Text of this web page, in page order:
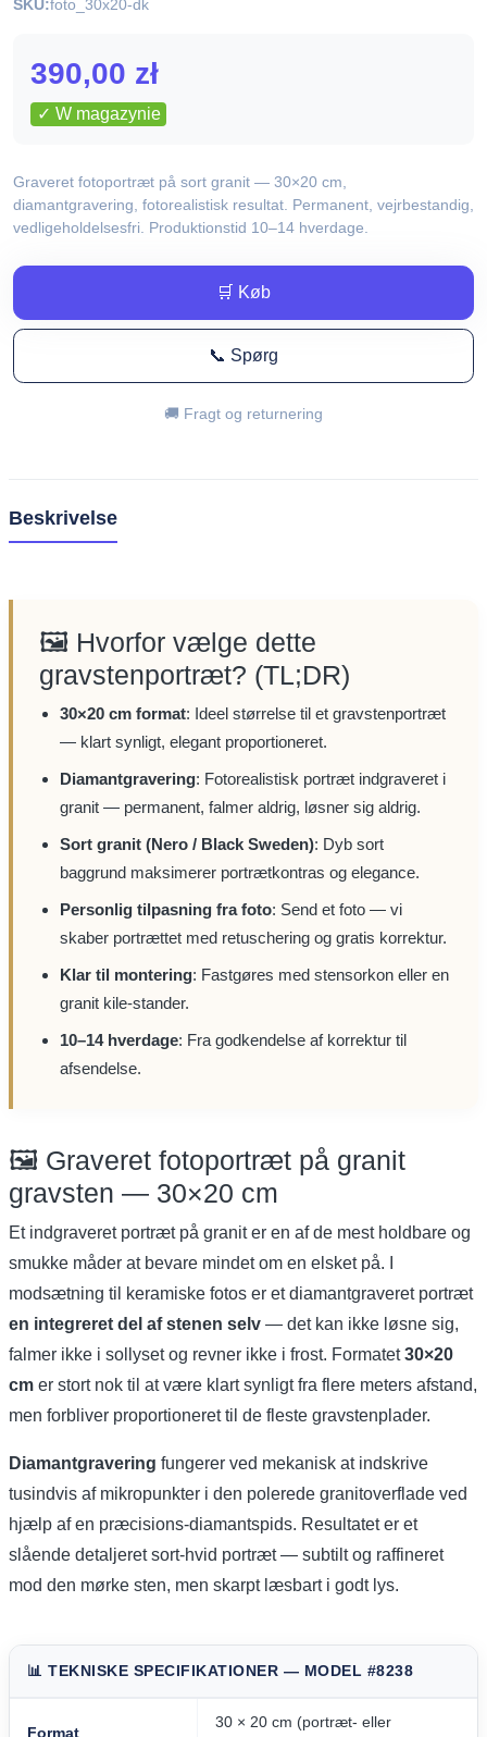
SKU:foto_30x20-dk
390,00 zł
✓ W magazynie
Graveret fotoportræt på sort granit — 30×20 cm,
diamantgravering, fotorealistisk resultat. Permanent, vejrbestandig,
vedligeholdelsesfri. Produktionstid 10–14 hverdage.
🛒 Køb
📞 Spørg
🚚 Fragt og returnering
Beskrivelse
🖼️ Hvorfor vælge dette
gravstenportræt? (TL;DR)
30×20 cm format: Ideel størrelse til et gravstenportræt
— klart synligt, elegant proportioneret.
Diamantgravering: Fotorealistisk portræt indgraveret i
granit — permanent, falmer aldrig, løsner sig aldrig.
Sort granit (Nero / Black Sweden): Dyb sort
baggrund maksimerer portrætkontras og elegance.
Personlig tilpasning fra foto: Send et foto — vi
skaber portrættet med retuschering og gratis korrektur.
Klar til montering: Fastgøres med stensorkon eller en
granit kile-stander.
10–14 hverdage: Fra godkendelse af korrektur til
afsendelse.
🖼️ Graveret fotoportræt på granit
gravsten — 30×20 cm
Et indgraveret portræt på granit er en af de mest holdbare og
smukke måder at bevare mindet om en elsket på. I
modsætning til keramiske fotos er et diamantgraveret portræt
en integreret del af stenen selv — det kan ikke løsne sig,
falmer ikke i sollyset og revner ikke i frost. Formatet30×20
cm er stort nok til at være klart synligt fra flere meters afstand,
men forbliver proportioneret til de fleste gravstenplader.
Diamantgravering fungerer ved mekanisk at indskrive
tusindvis af mikropunkter i den polerede granitoverflade ved
hjælp af en præcisions-diamantspids. Resultatet er et
slående detaljeret sort-hvid portræt — subtilt og raffineret
mod den mørke sten, men skarpt læsbart i godt lys.
📊 TEKNISKE SPECIFIKATIONER — MODEL #8238
Format
30 × 20 cm (portræt- eller